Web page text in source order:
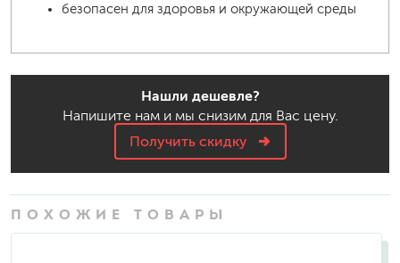
безопасен для здоровья и окружающей среды
Нашли дешевле?
Напишите нам и мы снизим для Вас цену.
Получить скидку
ПОХОЖИЕ ТОВАРЫ